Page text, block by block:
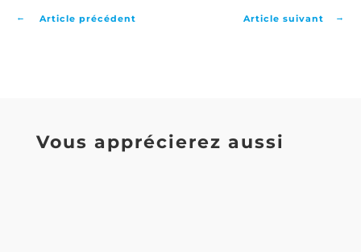
← Article précédent Article suivant →
Vous apprécierez aussi